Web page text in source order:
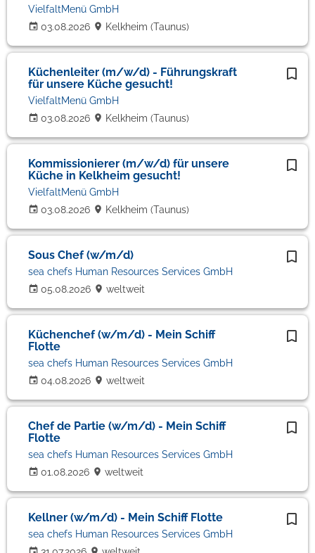
03.08.2026
VielfaltMenü GmbH
Kelkheim (Taunus)
Küchenleiter (m/w/d) - Führungskraft
für unsere Küche gesucht!
03.08.2026
VielfaltMenü GmbH
Kelkheim (Taunus)
Kommissionierer (m/w/d) für unsere
Küche in Kelkheim gesucht!
03.08.2026
VielfaltMenü GmbH
Kelkheim (Taunus)
Sous Chef (w/m/d)
05.08.2026
sea chefs Human Resources Services GmbH
weltweit
Küchenchef (w/m/d) - Mein Schiff
Flotte
04.08.2026
sea chefs Human Resources Services GmbH
weltweit
Chef de Partie (w/m/d) - Mein Schiff
Flotte
01.08.2026
sea chefs Human Resources Services GmbH
weltweit
Kellner (w/m/d) - Mein Schiff Flotte
sea chefs Human Resources Services GmbH